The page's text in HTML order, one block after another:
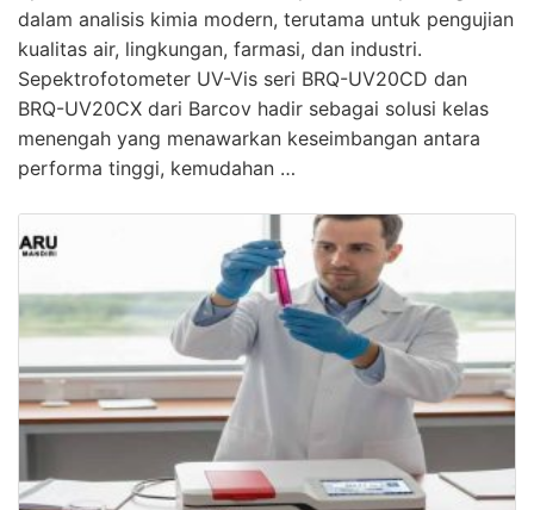
dalam analisis kimia modern, terutama untuk pengujian
kualitas air, lingkungan, farmasi, dan industri.
Sepektrofotometer UV-Vis seri BRQ-UV20CD dan
BRQ-UV20CX dari Barcov hadir sebagai solusi kelas
menengah yang menawarkan keseimbangan antara
performa tinggi, kemudahan …